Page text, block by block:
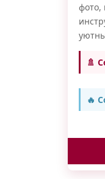
фото,
🚿
🔥